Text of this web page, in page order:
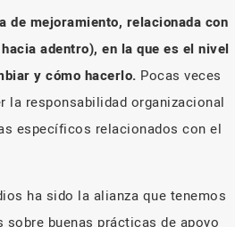
de mejoramiento, relacionada con
adentro), en la que es el nivel
y cómo hacerlo. Pocas veces
la responsabilidad organizacional
específicos relacionados con el
ha sido la alianza que tenemos
buenas prácticas de apoyo